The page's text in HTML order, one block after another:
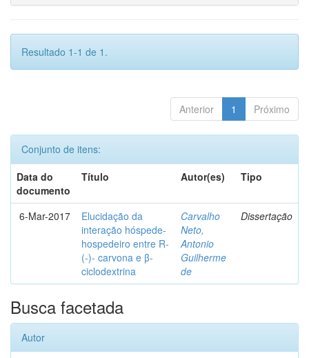
Resultado 1-1 de 1.
Anterior 1 Próximo
Conjunto de itens:
Data do
documento
Título Autor(es) Tipo
6-Mar-2017
Elucidação da
interação hóspede-
hospedeiro entre R-
(-)- carvona e β-
ciclodextrina
Carvalho
Neto,
Antonio
Guilherme
de
Dissertação
Busca facetada
Autor